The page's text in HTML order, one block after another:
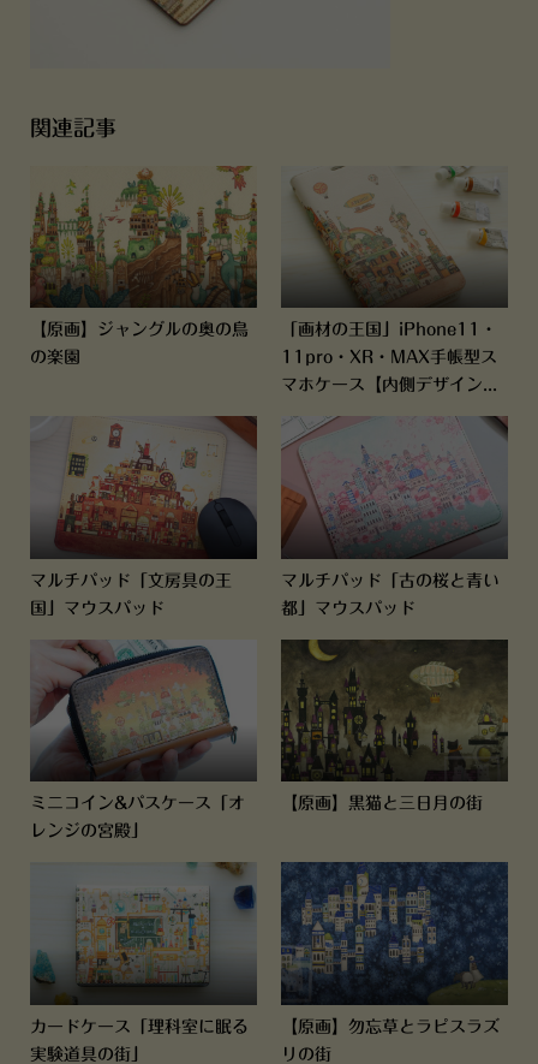
関連記事
【原画】ジャングルの奥の鳥
の楽園
「画材の王国」iPhone11・
11pro・XR・MAX手帳型ス
マホケース【内側デザイン...
マルチパッド「文房具の王
国」マウスパッド
マルチパッド「古の桜と青い
都」マウスパッド
ミニコイン&パスケース「オ
レンジの宮殿」
【原画】黒猫と三日月の街
カードケース「理科室に眠る
実験道具の街」
【原画】勿忘草とラピスラズ
リの街